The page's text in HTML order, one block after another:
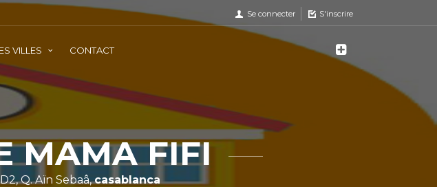
Se connecter S'inscrire
VILLES CONTACT
MAMA FIFI
Q. Aïn Sebaâ,casablanca